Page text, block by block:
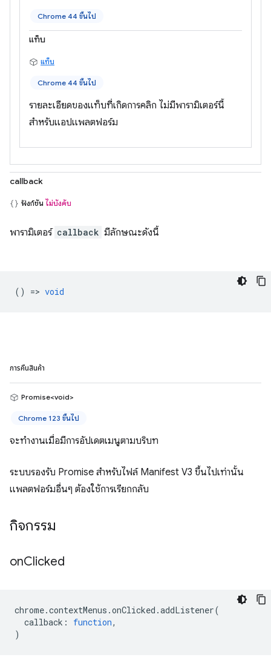
Chrome 44 ขึ้นไป
แท็บ
แท็บ
Chrome 44 ขึ้นไป
รายละเอียดของแท็บที่เกิดการคลิก ไม่มีพารามิเตอร์นี้
สำหรับแอปแพลตฟอร์ม
callback
ฟังก์ชัน ไม่บังคับ
พารามิเตอร์ callback มีลักษณะดังนี้
() => void
การคืนสินค้า
Promise<void>
Chrome 123 ขึ้นไป
จะทำงานเมื่อมีการอัปเดตเมนูตามบริบท
ระบบรองรับ Promise สำหรับไฟล์ Manifest V3 ขึ้นไปเท่านั้น
แพลตฟอร์มอื่นๆ ต้องใช้การเรียกกลับ
กิจกรรม
onClicked
chrome.contextMenus .onClicked .addListener(
callback : function,
)